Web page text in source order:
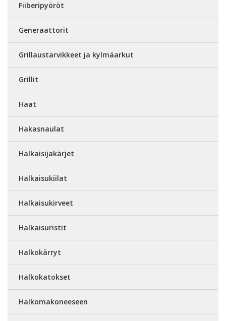
Fiiberipyöröt
Generaattorit
Grillaustarvikkeet ja kylmäarkut
Grillit
Haat
Hakasnaulat
Halkaisijakärjet
Halkaisukiilat
Halkaisukirveet
Halkaisuristit
Halkokärryt
Halkokatokset
Halkomakoneeseen